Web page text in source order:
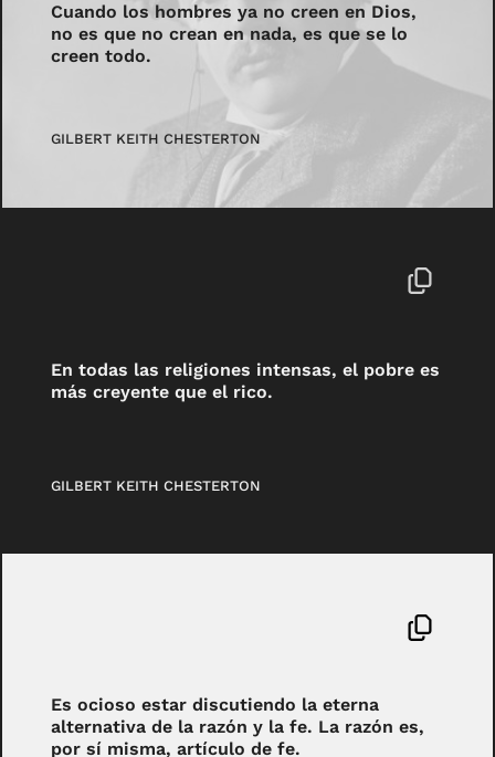
Cuando los hombres ya no creen en Dios,
no es que no crean en nada, es que se lo
creen todo.
GILBERT KEITH CHESTERTON
En todas las religiones intensas, el pobre es
más creyente que el rico.
GILBERT KEITH CHESTERTON
Es ocioso estar discutiendo la eterna
alternativa de la razón y la fe. La razón es,
por sí misma, artículo de fe.